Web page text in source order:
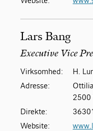
Lars Bang
Executive Vice
Virksomhed:
H.
Adresse:
2500
Direkte:
Website: